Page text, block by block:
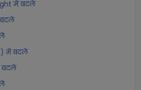
में बदलें
बदलें
में बदलें
बदलें